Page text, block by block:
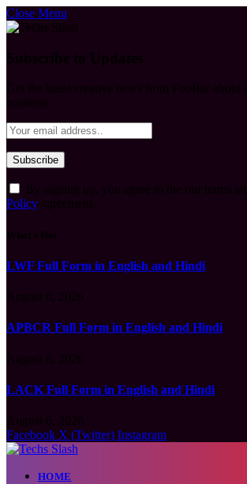
Close Menu
Policy
LWF Full Form in English and Hindi
APBCR Full Form in English and Hindi
LACK Full Form in English and Hindi
Facebook X (Twitter) Instagram
HOME